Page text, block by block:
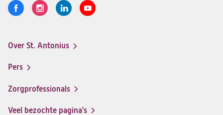
Volg
Logo
een
ziekenhuis
op
Logo
een
op
Logo
een
op
Logo
menu
Over St. Antonius
Pers
Zorgprofessionals
Veel bezochte pagina's